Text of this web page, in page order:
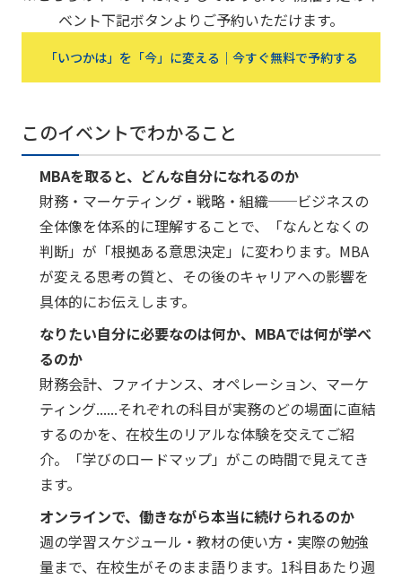
ベント下記ボタンよりご予約いただけます。
「いつかは」を「今」に変える｜今すぐ無料で予約する
このイベントでわかること
MBAを取ると、どんな自分になれるのか
財務・マーケティング・戦略・組織──ビジネスの
全体像を体系的に理解することで、「なんとなくの
判断」が「根拠ある意思決定」に変わります。MBA
が変える思考の質と、その後のキャリアへの影響を
具体的にお伝えします。
なりたい自分に必要なのは何か、MBAでは何が学べ
るのか
財務会計、ファイナンス、オペレーション、マーケ
ティング......それぞれの科目が実務のどの場面に直結
するのかを、在校生のリアルな体験を交えてご紹
介。「学びのロードマップ」がこの時間で見えてき
ます。
オンラインで、働きながら本当に続けられるのか
週の学習スケジュール・教材の使い方・実際の勉強
量まで、在校生がそのまま語ります。1科目あたり週